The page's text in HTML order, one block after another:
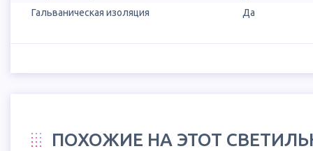
Гальваническая изоляция
Да
ПОХОЖИЕ НА ЭТОТ